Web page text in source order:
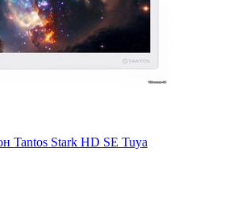
Tantos Stark HD SE Tuya